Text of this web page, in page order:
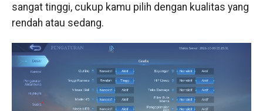
sangat tinggi, cukup kamu pilih dengan kualitas yang
rendah atau sedang.